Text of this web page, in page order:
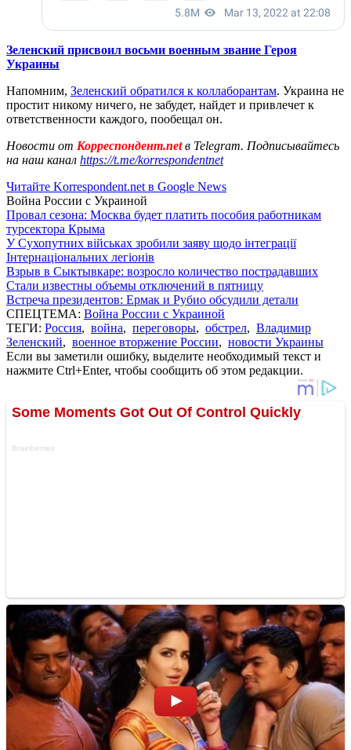
Зеленский присвоил восьми военным звание Героя
Украины
Напомним, Зеленский обратился к коллаборантам. Украина не
простит никому ничего, не забудет, найдет и привлечет к
ответственности каждого, пообещал он.
Новости от Корреспондент.netв Telegram. Подписывайтесь
на наш канал https://t.me/korrespondentnet
Читайте Korrespondent.net в Google News
Война России с Украиной
Провал сезона: Москва будет платить пособия работникам
турсектора Крыма
У Сухопутних військах зробили заяву щодо інтеграції
Інтернаціональних легіонів
Взрыв в Сыктывкаре: возросло количество пострадавших
Стали известны объемы отключений в пятницу
Встреча президентов: Ермак и Рубио обсудили детали
СПЕЦТЕМА: Война России с Украиной
ТЕГИ: Россия, война, переговоры, обстрел, Владимир
Зеленский, военное вторжение России, новости Украины
Если вы заметили ошибку, выделите необходимый текст и
нажмите Ctrl+Enter, чтобы сообщить об этом редакции.